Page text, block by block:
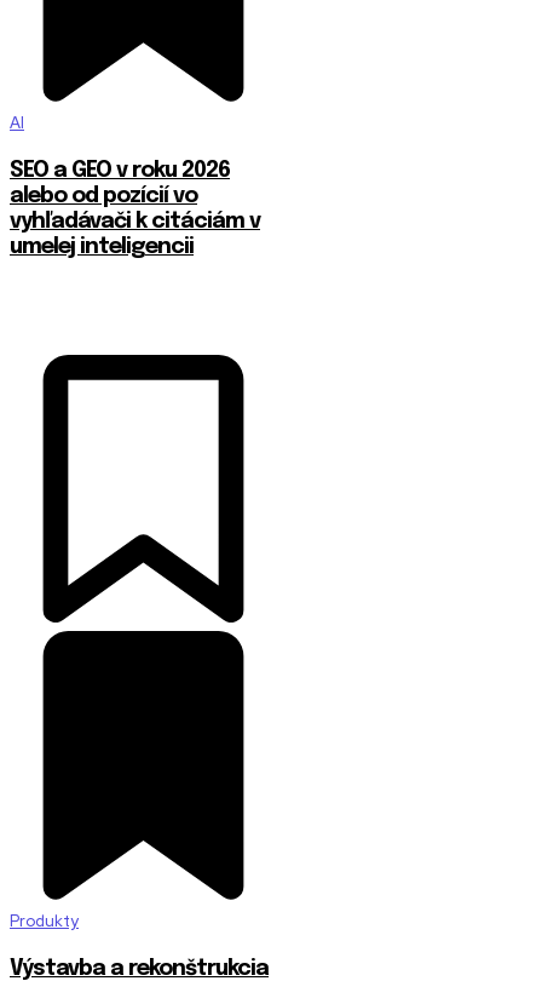
AI
SEO a GEO v roku 2026
alebo od pozícií vo
vyhľadávači k citáciám v
umelej inteligencii
Produkty
Výstavba a rekonštrukcia